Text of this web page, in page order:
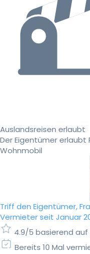
Auslandsreisen erlaubt
Der Eigentümer erlaubt
Wohnmobil
Triff den Eigentümer,
Vermieter seit Januar
4.9/5 basierend auf
Bereits 10 Mal